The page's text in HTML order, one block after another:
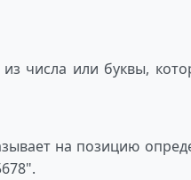
числа или буквы,
на позицию